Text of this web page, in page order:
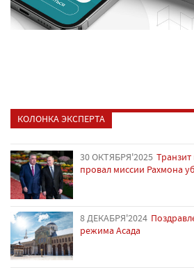
КОЛОНКА ЭКСПЕРТА
30 ОКТЯБРЯ'2025 Транзит
провал миссии Рахмона
8 ДЕКАБРЯ'2024
режима Асада